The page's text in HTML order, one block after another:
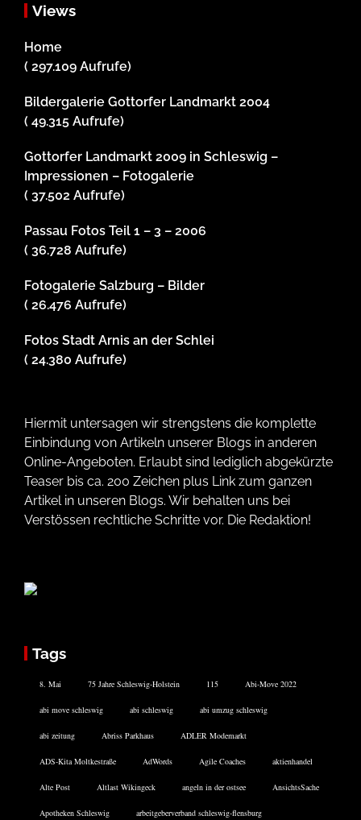
Views
Home
( 297.109 Aufrufe)
Bildergalerie Gottorfer Landmarkt 2004
( 49.315 Aufrufe)
Gottorfer Landmarkt 2009 in Schleswig –
Impressionen – Fotogalerie
( 37.502 Aufrufe)
Passau Fotos Teil 1 – 3 – 2006
( 36.728 Aufrufe)
Fotogalerie Salzburg – Bilder
( 26.476 Aufrufe)
Fotos Stadt Arnis an der Schlei
( 24.380 Aufrufe)
Hiermit untersagen wir strengstens die komplette
Einbindung von Artikeln unserer Blogs in anderen
Online-Angeboten. Erlaubt sind lediglich abgekürzte
Teaser bis ca. 200 Zeichen plus Link zum ganzen
Artikel in unseren Blogs. Wir behalten uns bei
Verstössen rechtliche Schritte vor. Die Redaktion!
Tags
8. Mai 75 Jahre Schleswig-Holstein 115 Abi-Move 2022
abi move schleswig abi schleswig abi umzug schleswig
abi zeitung Abriss Parkhaus ADLER Modemarkt
ADS-Kita Moltkestraße AdWords Agile Coaches aktienhandel
Alte Post Altlast Wikingeck angeln in der ostsee AnsichtsSache
Apotheken Schleswig arbeitgeberverband schleswig-flensburg